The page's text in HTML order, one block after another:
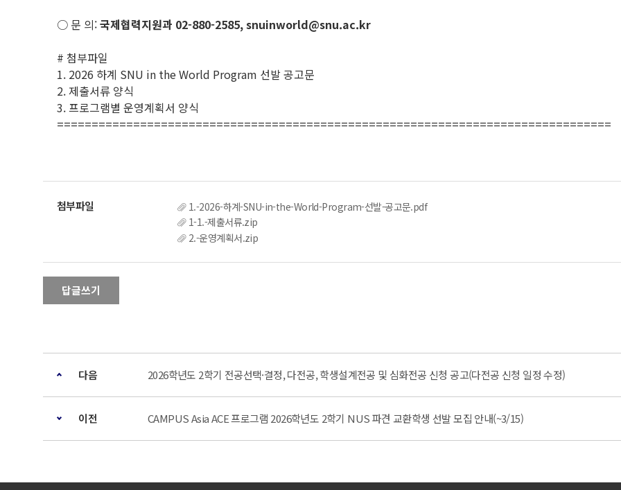
○ 문 의:국제협력지원과 02-880-2585, snuinworld@snu.ac.kr
# 첨부파일
1. 2026 하계 SNU in the World Program 선발 공고문
2. 제출서류 양식
3. 프로그램별 운영계획서 양식
================================================================================
1.-2026-하계-SNU-in-the-World-Program-선발-공고문.pdf
1-1.-제출서류.zip
2.-운영계획서.zip
답글쓰기
다음 2026학년도 2학기 전공선택·결정, 다전공, 학생설계전공 및 심화전공 신청 공고(다전공 신청 일정 수정)
이전 CAMPUS Asia ACE 프로그램 2026학년도 2학기 NUS 파견 교환학생 선발 모집 안내(~3/15)